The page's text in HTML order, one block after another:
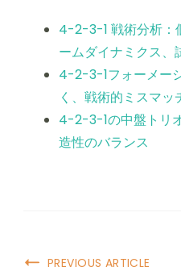
4-2-3-1 戦術分析：
ームダイナミクス、
4-2-3-1フォーメー
く、戦術的ミスマッ
4-2-3-1の中盤トリ
造性のバランス
PostPREVIOUS ARTICLE